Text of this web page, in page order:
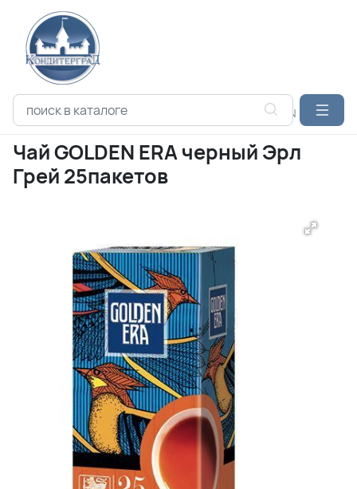
Каталог продукции Чай GOLDEN ERA
Чай GOLDEN ERA черный Эрл
Грей 25пакетов